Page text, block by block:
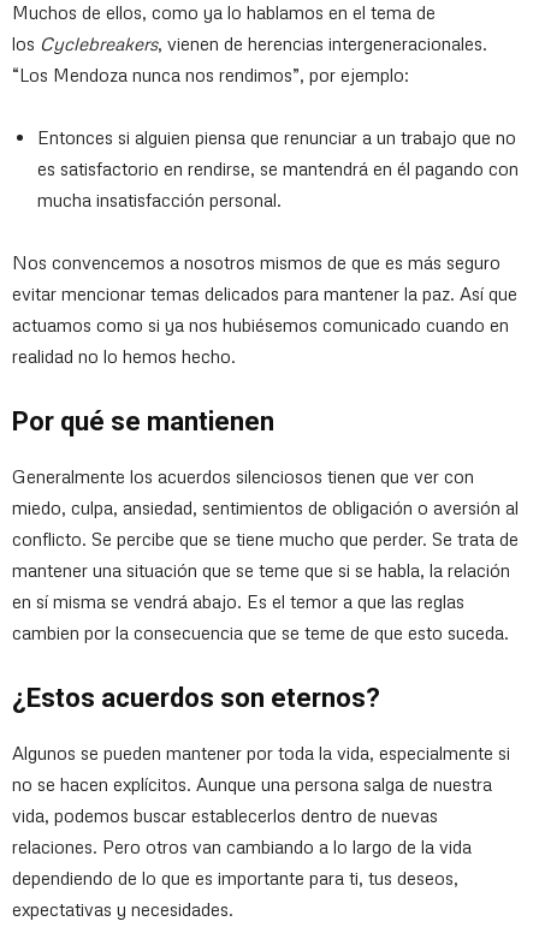
Muchos de ellos, como ya lo hablamos en el tema de
los Cyclebreakers, vienen de herencias intergeneracionales.
“Los Mendoza nunca nos rendimos”, por ejemplo:
Entonces si alguien piensa que renunciar a un trabajo que no
es satisfactorio en rendirse, se mantendrá en él pagando con
mucha insatisfacción personal.
Nos convencemos a nosotros mismos de que es más seguro
evitar mencionar temas delicados para mantener la paz. Así que
actuamos como si ya nos hubiésemos comunicado cuando en
realidad no lo hemos hecho.
Por qué se mantienen
Generalmente los acuerdos silenciosos tienen que ver con
miedo, culpa, ansiedad, sentimientos de obligación o aversión al
conflicto. Se percibe que se tiene mucho que perder. Se trata de
mantener una situación que se teme que si se habla, la relación
en sí misma se vendrá abajo. Es el temor a que las reglas
cambien por la consecuencia que se teme de que esto suceda.
¿Estos acuerdos son eternos?
Algunos se pueden mantener por toda la vida, especialmente si
no se hacen explícitos. Aunque una persona salga de nuestra
vida, podemos buscar establecerlos dentro de nuevas
relaciones. Pero otros van cambiando a lo largo de la vida
dependiendo de lo que es importante para ti, tus deseos,
expectativas y necesidades.